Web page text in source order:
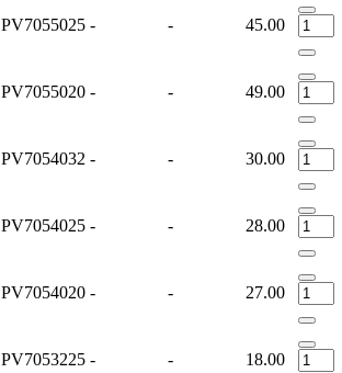
PV7055025 - - 45.00
PV7055020 - - 49.00
PV7054032 - - 30.00
PV7054025 - - 28.00
PV7054020 - - 27.00
PV7053225 - - 18.00